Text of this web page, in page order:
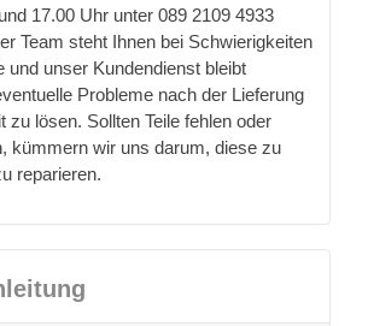
17.00 Uhr unter 089 2109 4933
Team steht Ihnen bei Schwierigkeiten
und unser Kundendienst bleibt
Probleme nach der Lieferung
zu lösen. Sollten Teile fehlen oder
kümmern wir uns darum, diese zu
reparieren.